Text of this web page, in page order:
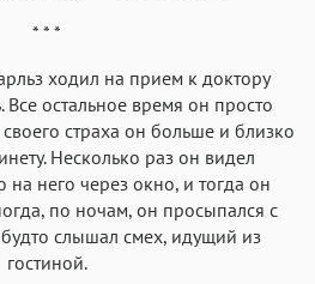
* * *
ходил на прием к доктору
остальное время он просто
страха он больше и близко
Несколько раз он видел
него через окно, и тогда он
по ночам, он просыпался с
слышал смех, идущий из
гостиной.